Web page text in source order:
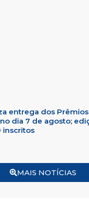
MAIS NOTÍCIAS
entrega dos
dia 7 de agosto;
inscritos